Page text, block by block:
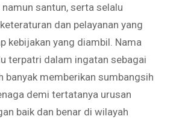
santun, serta selalu
dan pelayanan yang
kebijakan yang diambil. Nama
terpatri dalam ingatan sebagai
banyak memberikan sumbangsih
demi tertatanya urusan
baik dan benar di wilayah